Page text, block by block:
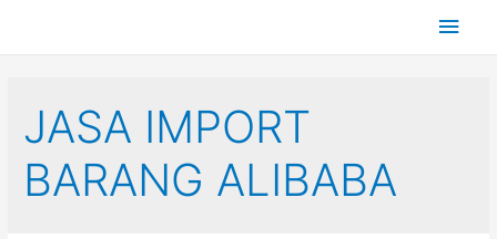
JASA IMPORT
BARANG ALIBABA